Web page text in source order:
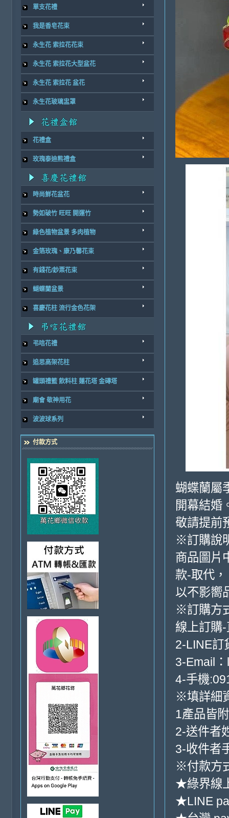
單支花禮
我是香皂花束
永生花 索拉花花束
永生花 索拉花大型盆花
永生花 索拉花 盆花
永生花玻璃盅罩
花禮盒
玫瑰泰迪熊禮盒
時尚鮮花盆花
勢如破竹 旺旺 開運竹
綠色植物盆景 多肉植物
金箔玫瑰、康乃馨花束
有錢花/鈔票花束
蝴蝶蘭盆景
喜慶花柱 流行金色花架
弔唁花禮
追思高架花柱
罐頭禮籃 飲料柱 蓮花塔 金磚塔
廟會 敬神用花
波波球系列
付款方式
蝴蝶蘭屬
開幕結婚
敬請提前
※訂購說
商品圖片
款-取代，
以不影嚮
※訂購方
線上訂購
2-LINE訂
3-Email
4-手機
※填詳細
1產品皆
2-送件者
3-收件者
※付款方
★綠界線
★LINE